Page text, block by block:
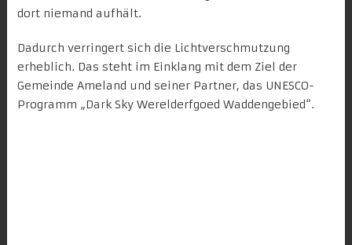
dort niemand aufhält.
Dadurch verringert sich die Lichtverschmutzung
erheblich. Das steht im Einklang mit dem Ziel der
Gemeinde Ameland und seiner Partner, das UNESCO-
Programm „Dark Sky Werelderfgoed Waddengebied“.